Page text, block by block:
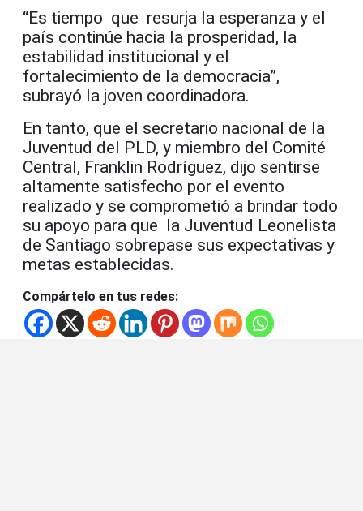
“Es tiempo que resurja la esperanza y el
país continúe hacia la prosperidad, la
estabilidad institucional y el
fortalecimiento de la democracia”,
subrayó la joven coordinadora.
En tanto, que el secretario nacional de la
Juventud del PLD, y miembro del Comité
Central, Franklin Rodríguez, dijo sentirse
altamente satisfecho por el evento
realizado y se comprometió a brindar todo
su apoyo para que la Juventud Leonelista
de Santiago sobrepase sus expectativas y
metas establecidas.
Compártelo en tus redes: